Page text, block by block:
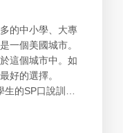
的中小學、大專
一個美國城市。
這個城市中。如
好的選擇。
的SP口說訓